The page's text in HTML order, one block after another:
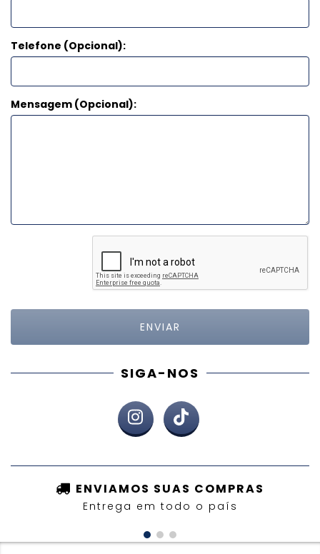
Telefone (Opcional):
Mensagem (Opcional):
SIGA-NOS
ENVIAMOS SUAS COMPRAS
Entrega em todo o país